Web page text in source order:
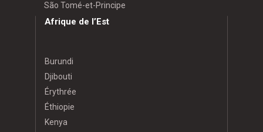
São Tomé-et-Principe
Afrique de l’Est
Burundi
Djibouti
Érythrée
Éthiopie
Kenya